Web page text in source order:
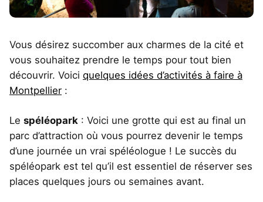
Vous désirez succomber aux charmes de la cité et
vous souhaitez prendre le temps pour tout bien
découvrir. Voici quelques idées d’activités à faire à
Montpellier :
Le spéléopark : Voici une grotte qui est au final un
parc d’attraction où vous pourrez devenir le temps
d’une journée un vrai spéléologue ! Le succès du
spéléopark est tel qu’il est essentiel de réserver ses
places quelques jours ou semaines avant.